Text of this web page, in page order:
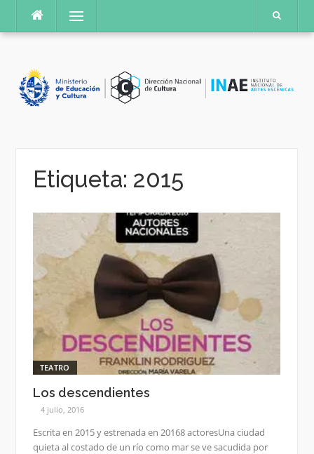
contenido
Menú
Etiqueta: 2015
TEATRO
Los descendientes
4 julio, 2016
Escrita en 2015 y estrenada en 20168 actoresUna ciudad
quieta al costado de un río como mar se ve sacudida por